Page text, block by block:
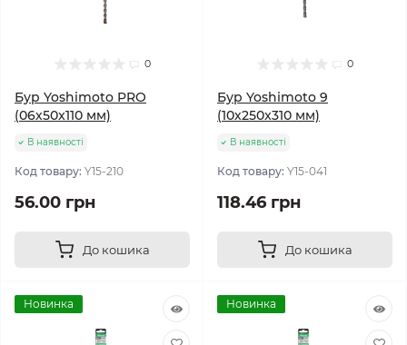
0
Бур Yoshimoto PRO
(06х50x110 мм)
В наявності
Код товару: Y15-210
56.00 грн
До кошика
0
Бур Yoshimoto 9
(10х250x310 мм)
В наявності
Код товару: Y15-041
118.46 грн
До кошика
Новинка Новинка